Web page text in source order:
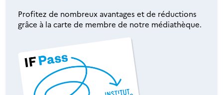
Profitez de nombreux avantages et de réductions
grâce à la carte de membre de notre médiathèque.